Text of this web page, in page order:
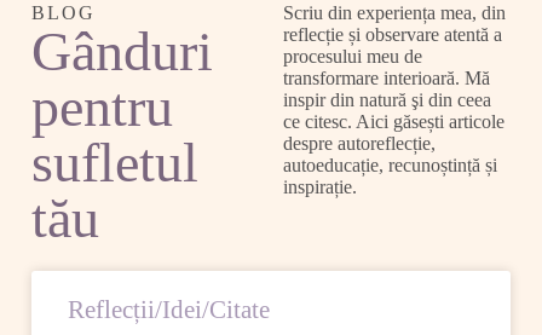
BLOG
Gânduri
pentru
sufletul
tău
Scriu din experiența mea, din
reflecție și observare atentă a
procesului meu de
transformare interioară. Mă
inspir din natură şi din ceea
ce citesc. Aici găsești articole
despre autoreflecție,
autoeducație, recunoștință și
inspirație.
Reflecții/Idei/Citate